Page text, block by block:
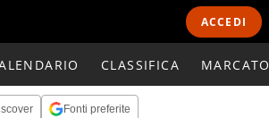
ACCEDI
CLASSIFICA
Fonti preferite